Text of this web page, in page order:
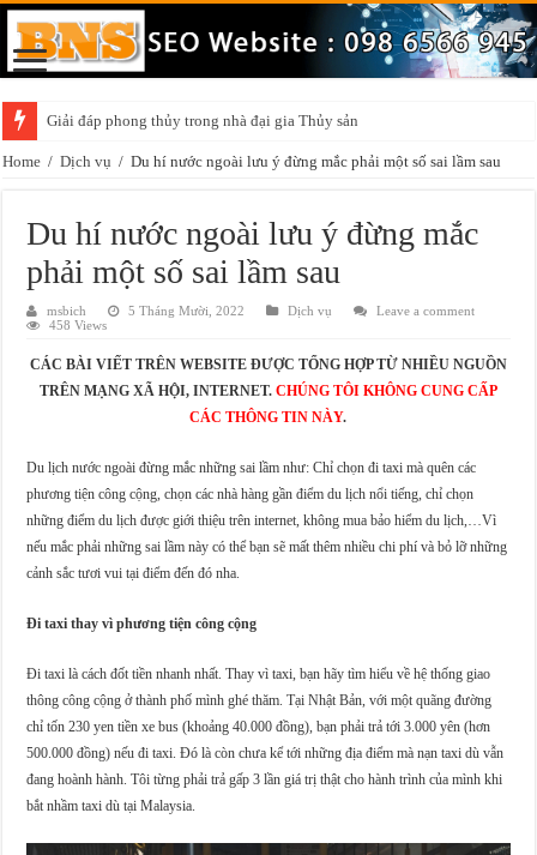
Giải đáp phong thủy trong nhà đại gia Thủy sản
Home / Dịch vụ / Du hí nước ngoài lưu ý đừng mắc phải một số sai lầm sau
Du hí nước ngoài lưu ý đừng mắc
phải một số sai lầm sau
msbich 5 Tháng Mười, 2022 Dịch vụ
Leave a comment
458 Views
CÁC BÀI VIẾT TRÊN WEBSITE ĐƯỢC TỔNG HỢP TỪ NHIỀU NGUỒN
TRÊN MẠNG XÃ HỘI, INTERNET. CHÚNG TÔI KHÔNG CUNG CẤP
CÁC THÔNG TIN NÀY.
Du lịch nước ngoài đừng mắc những sai lầm như: Chỉ chọn đi taxi mà quên các
phương tiện công cộng, chọn các nhà hàng gần điểm du lịch nổi tiếng, chỉ chọn
những điểm du lịch được giới thiệu trên internet, không mua bảo hiểm du lịch,…Vì
nếu mắc phải những sai lầm này có thể bạn sẽ mất thêm nhiều chi phí và bỏ lỡ những
cảnh sắc tươi vui tại điểm đến đó nha.
Đi taxi thay vì phương tiện công cộng
Đi taxi là cách đốt tiền nhanh nhất. Thay vì taxi, bạn hãy tìm hiểu về hệ thống giao
thông công cộng ở thành phố mình ghé thăm. Tại Nhật Bản, với một quãng đường
chỉ tốn 230 yen tiền xe bus (khoảng 40.000 đồng), bạn phải trả tới 3.000 yên (hơn
500.000 đồng) nếu đi taxi. Đó là còn chưa kể tới những địa điểm mà nạn taxi dù vẫn
đang hoành hành. Tôi từng phải trả gấp 3 lần giá trị thật cho hành trình của mình khi
bắt nhầm taxi dù tại Malaysia.